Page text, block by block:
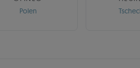
Polen